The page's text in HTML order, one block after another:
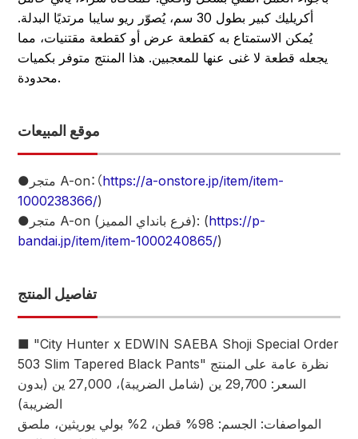
أكريليك كبير بطول 30 سم، يُصوّر ريو سايبا مرتديًا البدلة.
يُمكن الاستمتاع به كقطعة عرض أو كقطعة مقتنيات، مما
يجعله قطعة لا غنى عنها للمعجبين. هذا المنتج متوفر بكميات
محدودة.
موقع المبيعات
●متجر A-on：（https://a-onstore.jp/item/item-
1000238366/)
●متجر A-on (فرع بانداي المميز): (https://p-
bandai.jp/item/item-1000240865/)
تفاصيل المنتج
■ "City Hunter x EDWIN SAEBA Shoji Special Order
503 Slim Tapered Black Pants" نظرة عامة على المنتج
السعر: 29,700 ين (شامل الضريبة)، 27,000 ين (بدون
الضريبة)
المواصفات: الجسم: 98% قطن، 2% بولي يوريثين، ملصق